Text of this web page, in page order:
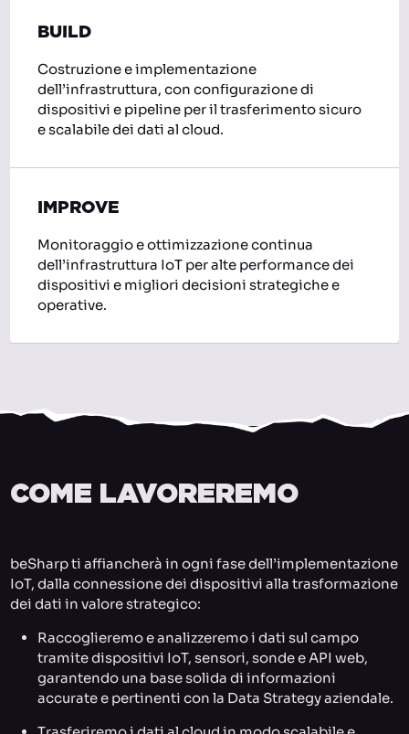
BUILD
Costruzione e implementazione
dell’infrastruttura, con configurazione di
dispositivi e pipeline per il trasferimento sicuro
e scalabile dei dati al cloud.
IMPROVE
Monitoraggio e ottimizzazione continua
dell’infrastruttura IoT per alte performance dei
dispositivi e migliori decisioni strategiche e
operative.
COME LAVOREREMO
beSharp ti affiancherà in ogni fase dell’implementazione
IoT, dalla connessione dei dispositivi alla trasformazione
dei dati in valore strategico:
Raccoglieremo e analizzeremo i dati sul campo
tramite dispositivi IoT, sensori, sonde e API web,
garantendo una base solida di informazioni
accurate e pertinenti con la Data Strategy aziendale.